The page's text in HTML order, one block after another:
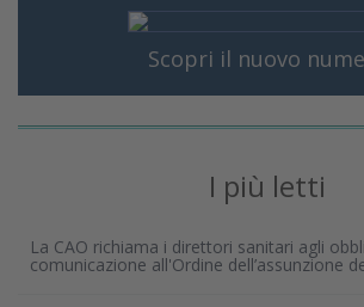
Scopri il nuovo
I più letti
La CAO richiama i direttori sanitari agli
comunicazione all'Ordine dell’assunzione